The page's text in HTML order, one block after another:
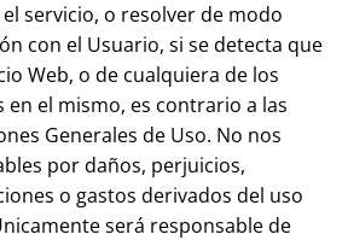
servicio, o resolver de modo
con el Usuario, si se detecta que
Web, o de cualquiera de los
el mismo, es contrario a las
Generales de Uso. No nos
por daños, perjuicios,
o gastos derivados del uso
será responsable de